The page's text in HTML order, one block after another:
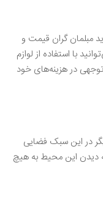
مبلمان گران قیمت و
با استفاده از لوازم
در هزینه‌های خود
در این سبک فضایی
دیدن این محیط به هیچ